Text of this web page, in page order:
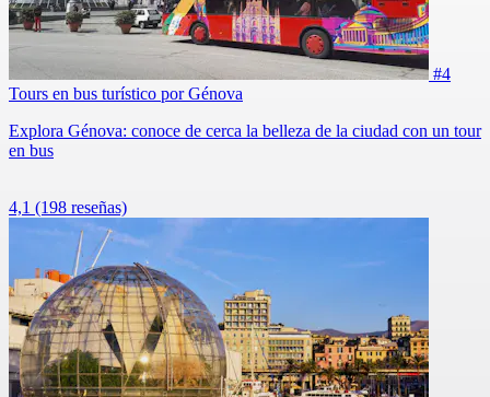
#4
Tours en bus turístico por Génova
Explora Génova: conoce de cerca la belleza de la ciudad con un tour
en bus
4,1 (198 reseñas)